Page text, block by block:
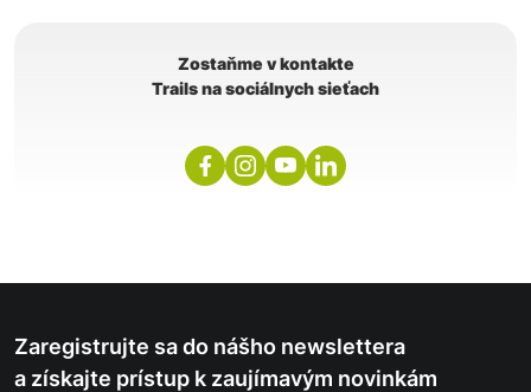
Zostaňme v kontakte
Trails na sociálnych sieťach
Zaregistrujte sa do nášho newslettera
a získajte prístup k zaujímavým novinkám